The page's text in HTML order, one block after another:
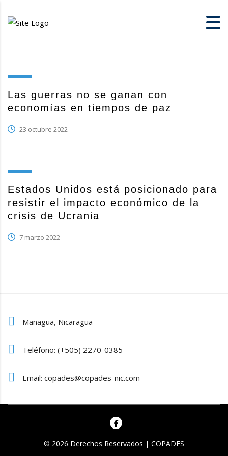
Las guerras no se ganan con
economías en tiempos de paz
23 octubre 2022
Estados Unidos está posicionado para
resistir el impacto económico de la
crisis de Ucrania
7 marzo 2022
Managua, Nicaragua
Teléfono: (+505) 2270-0385
Email: copades@copades-nic.com
© 2026 Derechos Reservados | COPADES